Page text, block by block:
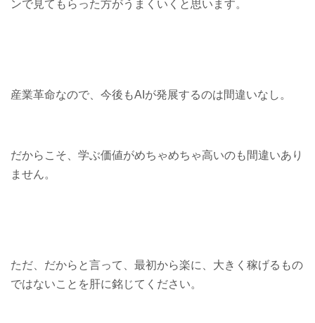
ンで見てもらった方がうまくいくと思います。
産業革命なので、今後もAIが発展するのは間違いなし。
だからこそ、学ぶ価値がめちゃめちゃ高いのも間違いあり
ません。
ただ、だからと言って、最初から楽に、大きく稼げるもの
ではないことを肝に銘じてください。